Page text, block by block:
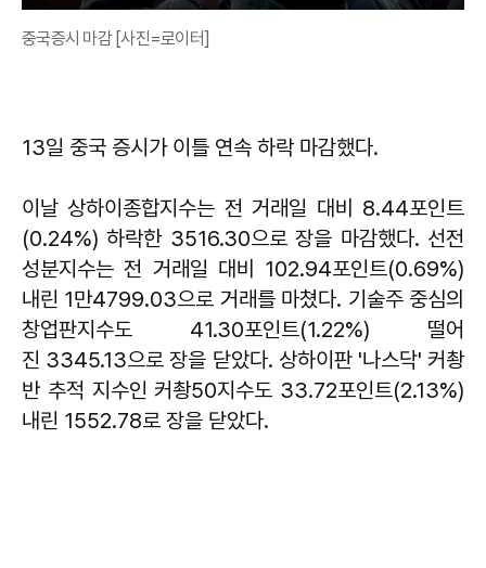
중국증시 마감 [사진=로이터]
13일 중국 증시가 이틀 연속 하락 마감했다.
이날 상하이종합지수는 전 거래일 대비 8.44포인트
(0.24%) 하락한 3516.30으로 장을 마감했다. 선전
성분지수는 전 거래일 대비 102.94포인트(0.69%)
내린 1만4799.03으로 거래를 마쳤다. 기술주 중심의
창업판지수도 41.30포인트(1.22%) 떨어
진 3345.13으로 장을 닫았다. 상하이판 '나스닥' 커촹
반 추적 지수인 커촹50지수도 33.72포인트(2.13%)
내린 1552.78로 장을 닫았다.